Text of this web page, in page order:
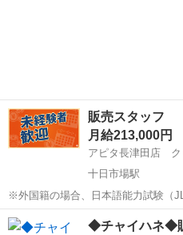
販売スタッフ
月給213,000円
アピタ長津田店 ク
十日市場駅
※外国籍の場合、日本語能力試験（
す。 (Foreign nationals must have
equivalent to or...
神奈川 横浜市 十日市場駅
◆チャイハネ◆